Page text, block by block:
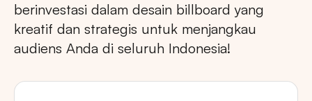
berinvestasi dalam desain billboard yang
kreatif dan strategis untuk menjangkau
audiens Anda di seluruh Indonesia!